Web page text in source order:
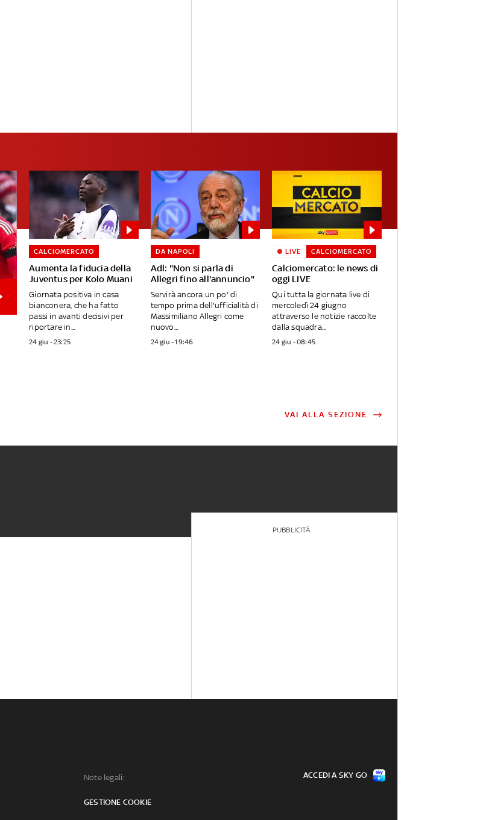
Aumenta la fiducia della
Juventus per Kolo Muani
CALCIOMERCATO
Giornata positiva in casa
bianconera, che ha fatto
passi in avanti decisivi per
riportare in...
24 giu - 23:25
Adl: "Non si parla di
Allegri fino all'annuncio"
DA NAPOLI
Servirà ancora un po' di
tempo prima dell'ufficialità di
Massimiliano Allegri come
nuovo...
24 giu - 19:46
Calciomercato: le news di
oggi LIVE
LIVE CALCIOMERCATO
Qui tutta la giornata live di
mercoledì 24 giugno
attraverso le notizie raccolte
dalla squadra...
24 giu - 08:45
VAI ALLA SEZIONE
PUBBLICITÀ
Note legali:
GESTIONE COOKIE
ACCEDI A SKY GO